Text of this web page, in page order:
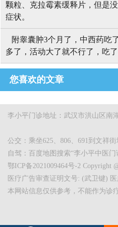
颗粒、克拉霉素缓释片，但是
症状。
附睾囊肿3个月了，中西药吃
多了，活动大了就不行了，吃
您喜欢的文章
李小平门诊地址：武汉市洪山区南
公交：乘坐625、806、691到文祥
自驾：百度地图搜索“李小平中医门
鄂ICP备2021009464号-2 Copyright
医疗广告审查证明文号: (武卫键)
本网站信息仅供参考，不能作为诊